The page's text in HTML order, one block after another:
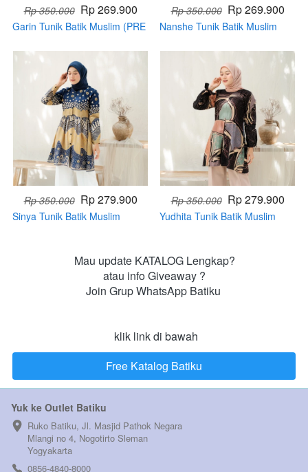
Rp 350.000 Rp 269.900
Garin Tunik Batik Muslim (PRE
Rp 350.000 Rp 269.900
Nanshe Tunik Batik Muslim
Rp 350.000 Rp 279.900
Sinya Tunik Batik Muslim
Rp 350.000 Rp 279.900
Yudhita Tunik Batik Muslim
Mau update KATALOG Lengkap?
atau info Giveaway ?
Join Grup WhatsApp Batiku
klik link di bawah
`Free Katalog Batiku
Yuk ke Outlet Batiku
Ruko Batiku, Jl. Masjid Pathok Negara
Mlangi no 4, Nogotirto Sleman
Yogyakarta
0856-4840-8000